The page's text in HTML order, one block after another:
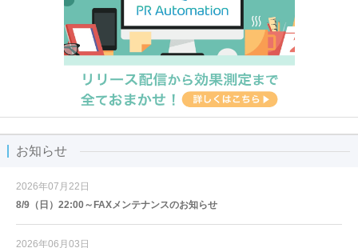
お知らせ
2026年07月22日
8/9（日）22:00～FAXメンテナンスのお知らせ
2026年06月03日